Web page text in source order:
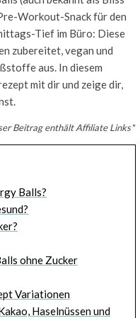
Workout-Snack für den
Tief im Büro: Diese
zubereitet, vegan und
aus. In diesem
mit dir und zeige dir,
Beitrag enthält Affiliate Links*
Balls?
ohne Zucker
Variationen
Haselnüssen und